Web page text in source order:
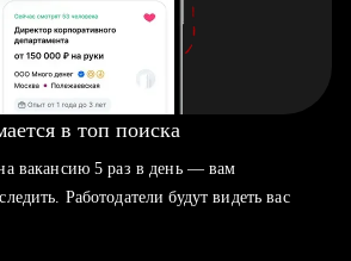
в топ поиска
вакансию 5 раз в день — вам
Работодатели будут видеть вас